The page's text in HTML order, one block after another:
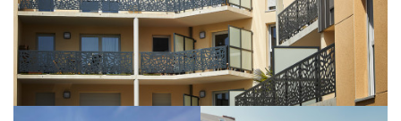
En savoir +